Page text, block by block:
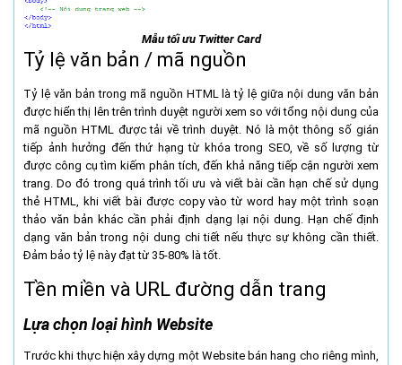
Mẫu tối ưu Twitter Card
Tỷ lệ văn bản / mã nguồn
Tỷ lệ văn bản trong mã nguồn HTML là tỷ lệ giữa nội dung văn bản
được hiển thị lên trên trình duyệt người xem so với tổng nội dung của
mã nguồn HTML được tải về trình duyệt. Nó là một thông số gián
tiếp ảnh hưởng đến thứ hạng từ khóa trong SEO, về số lượng từ
được công cụ tìm kiếm phân tích, đến khả năng tiếp cận người xem
trang. Do đó trong quá trình tối ưu và viết bài cần hạn chế sử dụng
thẻ HTML, khi viết bài được copy vào từ word hay một trình soạn
thảo văn bản khác cần phải định dạng lại nội dung. Hạn chế định
dạng văn bản trong nội dung chi tiết nếu thực sự không cần thiết.
Đảm bảo tỷ lệ này đạt từ 35-80% là tốt.
Tền miền và URL đường dẫn trang
Lựa chọn loại hình Website
Trước khi thực hiện xây dựng một Website bán hang cho riêng mình,